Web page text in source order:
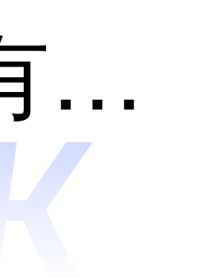
共有分类：开发者工具